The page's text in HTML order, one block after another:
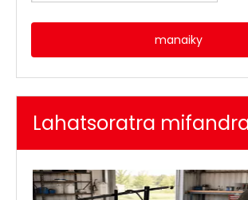
manaiky
Lahatsoratra